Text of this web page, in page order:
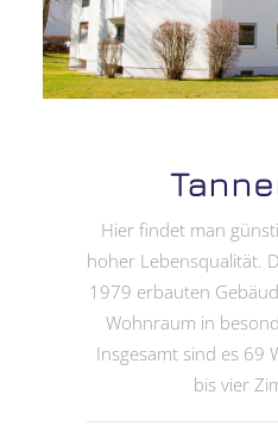
Hier findet man
hoher Lebensqualität.
1979 erbauten
Wohnraum in
Insgesamt sind es 69
bis vier